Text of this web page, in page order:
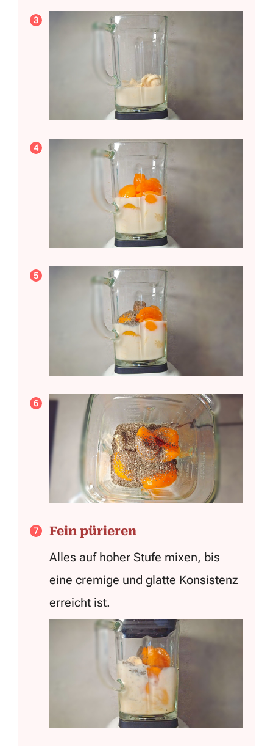
Fein pürieren
Alles auf hoher Stufe mixen, bis
eine cremige und glatte Konsistenz
erreicht ist.